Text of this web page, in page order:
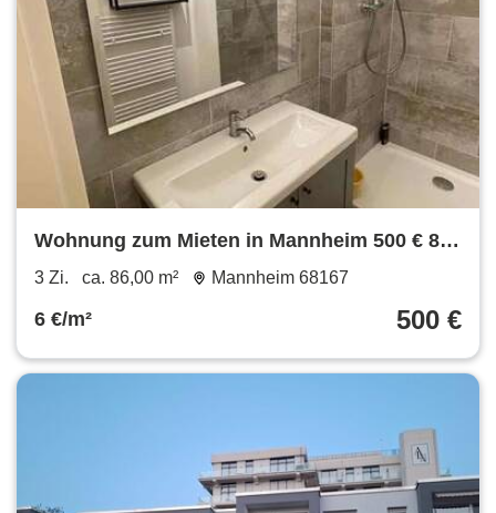
Wohnung zum Mieten in Mannheim 500 € 86
m²
3 Zi. ca. 86,00 m² Mannheim 68167
6 €/m² 500 €